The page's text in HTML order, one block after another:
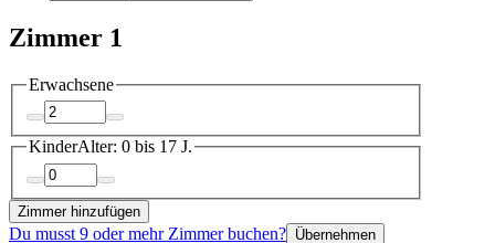
Zimmer 1
Erwachsene
KinderAlter: 0 bis 17 J.
Zimmer hinzufügen
Du musst 9 oder mehr Zimmer buchen? Übernehmen